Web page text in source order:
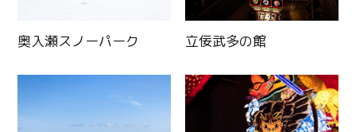
奥入瀬スノーパーク 立佞武多の館